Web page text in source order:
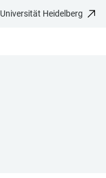
Universität Heidelberg